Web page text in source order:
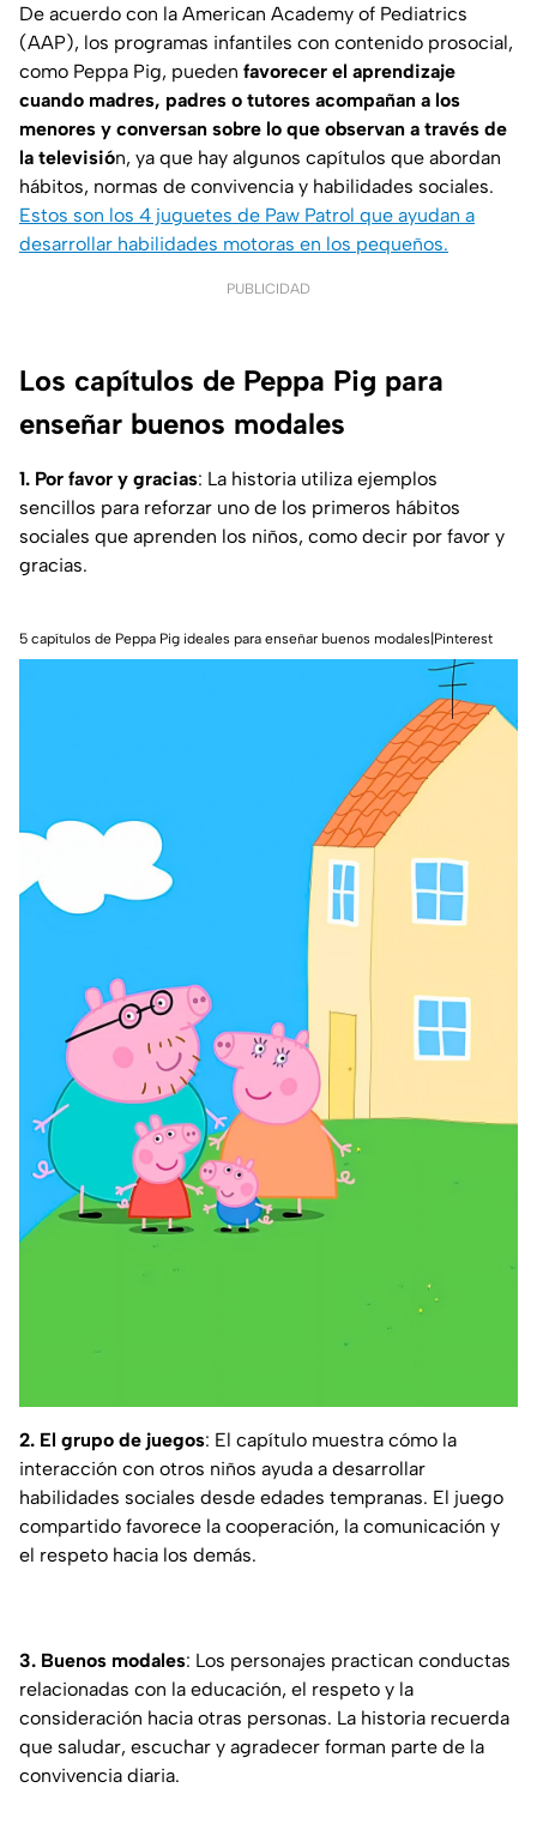
De acuerdo con la American Academy of Pediatrics
(AAP), los programas infantiles con contenido prosocial,
como Peppa Pig, pueden favorecer el aprendizaje
cuando madres, padres o tutores acompañan a los
menores y conversan sobre lo que observan a través de
la televisión, ya que hay algunos capítulos que abordan
hábitos, normas de convivencia y habilidades sociales.
Estos son los 4 juguetes de Paw Patrol que ayudan a
desarrollar habilidades motoras en los pequeños.
PUBLICIDAD
Los capítulos de Peppa Pig para
enseñar buenos modales
1. Por favor y gracias: La historia utiliza ejemplos
sencillos para reforzar uno de los primeros hábitos
sociales que aprenden los niños, como decir por favor y
gracias.
5 capítulos de Peppa Pig ideales para enseñar buenos modales|Pinterest
2. El grupo de juegos: El capítulo muestra cómo la
interacción con otros niños ayuda a desarrollar
habilidades sociales desde edades tempranas. El juego
compartido favorece la cooperación, la comunicación y
el respeto hacia los demás.
3. Buenos modales: Los personajes practican conductas
relacionadas con la educación, el respeto y la
consideración hacia otras personas. La historia recuerda
que saludar, escuchar y agradecer forman parte de la
convivencia diaria.